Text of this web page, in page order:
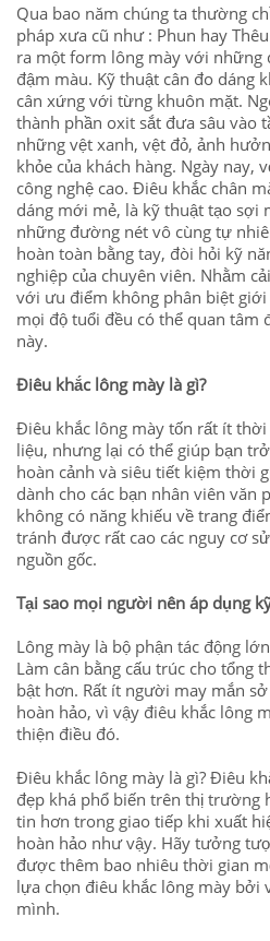
Qua bao năm chúng ta thường
pháp xưa cũ như : Phun hay
ra một form lông mày với những
đậm màu. Kỹ thuật cân đo dáng
cân xứng với từng khuôn mặt.
thành phần oxit sắt đưa sâu vào
những vệt xanh, vệt đỏ, ảnh
khỏe của khách hàng. Ngày nay,
công nghệ cao. Điêu khắc chân
dáng mới mẻ, là kỹ thuật tạo sợi
những đường nét vô cùng tự
hoàn toàn bằng tay, đòi hỏi kỹ
nghiệp của chuyên viên. Nhằm
với ưu điểm không phân biệt
mọi độ tuổi đều có thể quan tâm
này.
Điêu khắc lông mày là gì?
Điêu khắc lông mày tốn rất ít
liệu, nhưng lại có thể giúp bạn
hoàn cảnh và siêu tiết kiệm thời
dành cho các bạn nhân viên văn
không có năng khiếu về trang
tránh được rất cao các nguy cơ
nguồn gốc.
Tại sao mọi người nên áp dụng
Lông mày là bộ phận tác động
Làm cân bằng cấu trúc cho tổng
bật hơn. Rất ít người may mắn s
hoàn hảo, vì vậy điêu khắc lông
thiện điều đó.
Điêu khắc lông mày là gì? Điêu
đẹp khá phổ biến trên thị trường
tin hơn trong giao tiếp khi xuất
hoàn hảo như vậy. Hãy tưởng
được thêm bao nhiêu thời gian
lựa chọn điêu khắc lông mày bởi
mình.